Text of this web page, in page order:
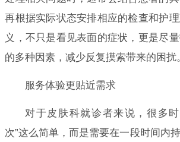
再根据实际状态安排相应的检查和护
义，不只是看见表面的症状，更是尽
的多种因素，减少反复摸索带来的困扰
服务体验更贴近需求
对于皮肤科就诊者来说，很多
次”这么简单，而是需要在一段时间内